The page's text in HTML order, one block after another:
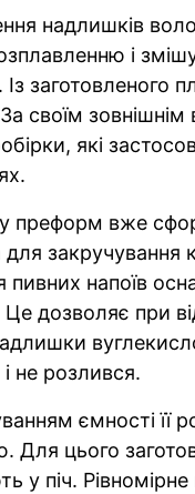
надлишків
і
заготовленого
своїм зовнішнім
які
преформ вже
для закручування
пивних напоїв
дозволяє при
і не розлився.
ємності її
Для цього
у піч. Рівномірне